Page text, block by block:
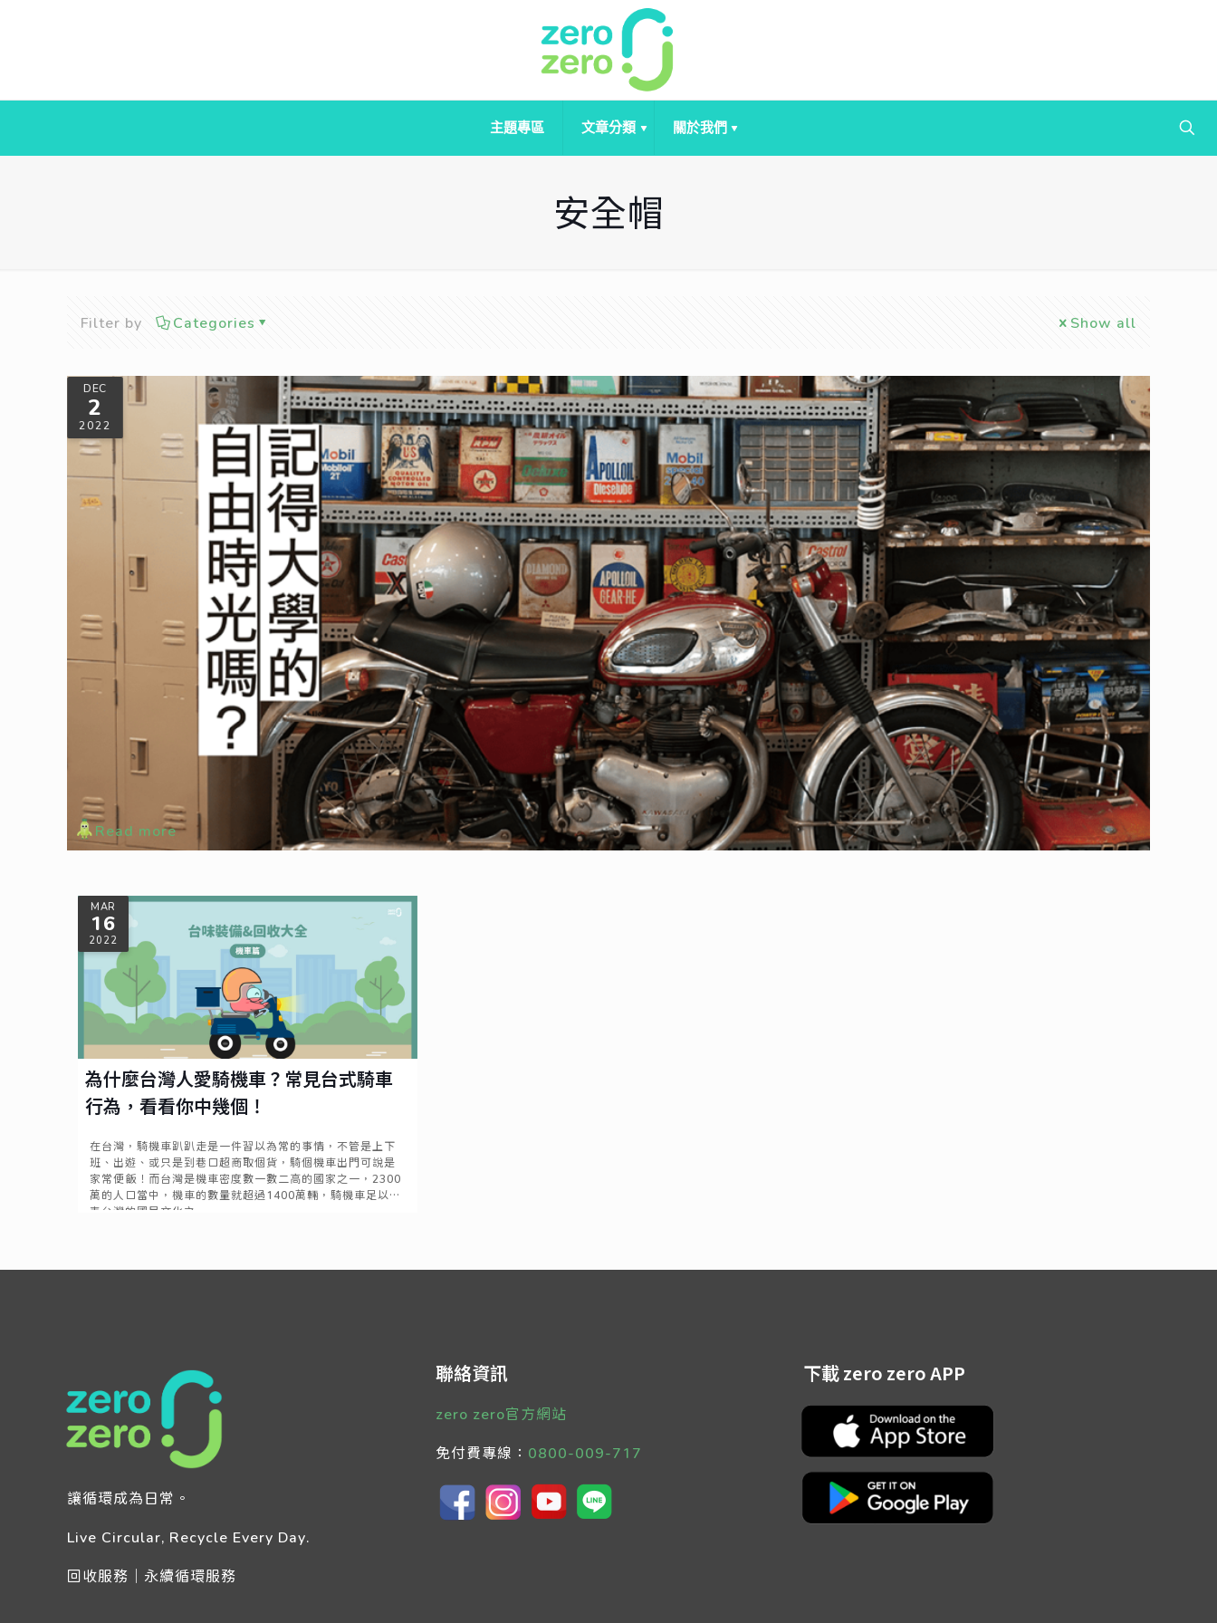
主題專區 文章分類 關於我們
安全帽
Filter by Categories Show all
DEC
2
2022
記得大學的自由時光嗎?
到外地就讀大學，想必是很多人的第一次遠離家鄉。當呼吸到自由空氣的滋味，整個世界都變得如此不同。更重要的是俗話說：「人在大學走，機車最好是要有」，無論是系所舉辦的活動，或是跟朋友到處
遊玩、夜衝、把妹，還是吃宵夜，有台機車萬事俱備，簡直為自由的靈魂插上一對翅膀。「機車」可以說是青春最好的玩伴，見證不同的成長階段，一同度過種種歡笑與淚水。
Read more
MAR
16
2022
為什麼台灣人愛騎機車？常見台式騎車
行為，看看你中幾個！
在台灣，騎機車趴趴走是一件習以為常的事情，不管是上下
班、出遊、或只是到巷口超商取個貨，騎個機車出門可說是
家常便飯！而台灣是機車密度數一數二高的國家之一，2300
萬的人口當中，機車的數量就超過1400萬輛，騎機車足以代
表台灣的國民文化之一。
讓循環成為日常。
Live Circular, Recycle Every Day.
回收服務｜永續循環服務
聯絡資訊
zero zero官方網站
免付費專線： 0800-009-717
下載 zero zero APP